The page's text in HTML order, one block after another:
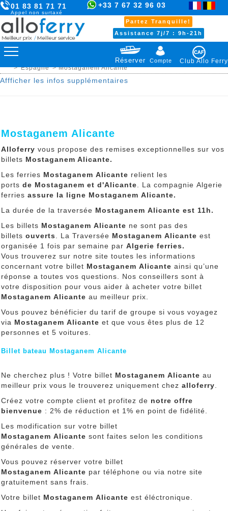
01 83 81 71 71
Appel non surtaxé
+33 7 67 32 96 03
Partez Tranquille!
Assistance 7j/7 : 9h-21h
Réserver Compte
Club Allo Ferry
>Espagne> Mostaganem Alicante
Affficher les infos supplémentaires
Mostaganem Alicante
Alloferry vous propose des remises exceptionnelles sur vos
billets Mostaganem Alicante.
Les ferries Mostaganem Alicante relient les
ports de Mostaganem et d'Alicante . La compagnie Algerie
ferries assure la ligne Mostaganem Alicante.
La durée de la traversée Mostaganem Alicante est 11h.
Les billets Mostaganem Alicante ne sont pas des
billets ouverts . La Traversée Mostaganem Alicante est
organisée 1 fois par semaine par Algerie ferries.
Vous trouverez sur notre site toutes les informations
concernant votre billet Mostaganem Alicante ainsi qu’une
réponse a toutes vos questions. Nos conseillers sont à
votre disposition pour vous aider à acheter votre billet
Mostaganem Alicante au meilleur prix.
Vous pouvez bénéficier du tarif de groupe si vous voyagez
via Mostaganem Alicante et que vous êtes plus de 12
personnes et 5 voitures.
Billet bateau Mostaganem Alicante
Ne cherchez plus ! Votre billet Mostaganem Alicante au
meilleur prix vous le trouverez uniquement chez alloferry
Créez votre compte client et profitez de notre offre
bienvenue : 2% de réduction et 1% en point de fidélité.
Les modification sur votre billet
Mostaganem Alicante sont faites selon les conditions
générales de vente.
Vous pouvez réserver votre billet
Mostaganem Alicante par téléphone ou via notre site
gratuitement sans frais.
Votre billet Mostaganem Alicante est éléctronique.